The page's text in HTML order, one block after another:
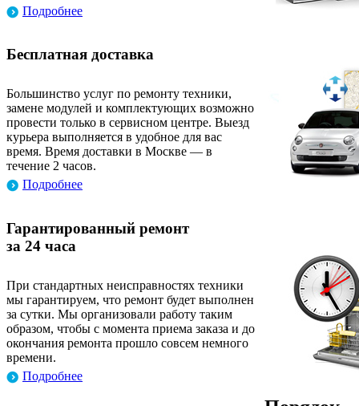
Подробнее
Бесплатная доставка
Большинство услуг по ремонту техники,
замене модулей и комплектующих возможно
провести только в сервисном центре. Выезд
курьера выполняется в удобное для вас
время. Время доставки в Москве — в
течение 2 часов.
Подробнее
Гарантированный ремонт
за 24 часа
При стандартных неисправностях техники
мы гарантируем, что ремонт будет выполнен
за сутки. Мы организовали работу таким
образом, чтобы с момента приема заказа и до
окончания ремонта прошло совсем немного
времени.
Подробнее